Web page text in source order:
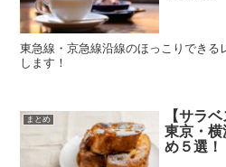
東急線・京急線沿線のほっこりできる
します！
まとめ
【サラ
東京・横
め５選！